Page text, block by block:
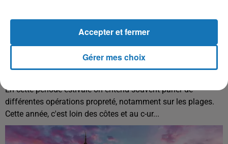
MA CITÉ VA BRILLER : LE « CLEAN CHALLENGE » DE GARGES
En cette période estivale on entend souvent parler de
différentes opérations propreté, notamment sur les plages.
Cette année, c'est loin des côtes et au c-ur...
Gérer mes choix
Accepter et fermer